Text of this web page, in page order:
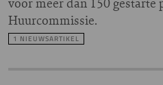
Huurcommissie.
1 NIEUWSARTIKEL